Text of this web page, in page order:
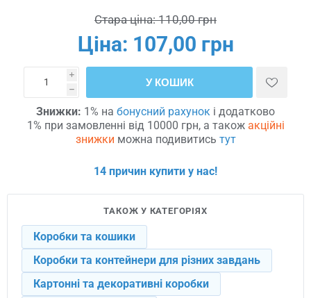
Стара ціна: 110,00 грн
Ціна: 107,00 грн
i
h
У КОШИК
Знижки: 1% на бонусний рахунок і додатково
1% при замовленні від 10000 грн, а також акційні
знижки можна подивитись тут
14 причин купити у нас!
ТАКОЖ У КАТЕГОРІЯХ
Коробки та кошики
Коробки та контейнери для різних завдань
Картонні та декоративні коробки